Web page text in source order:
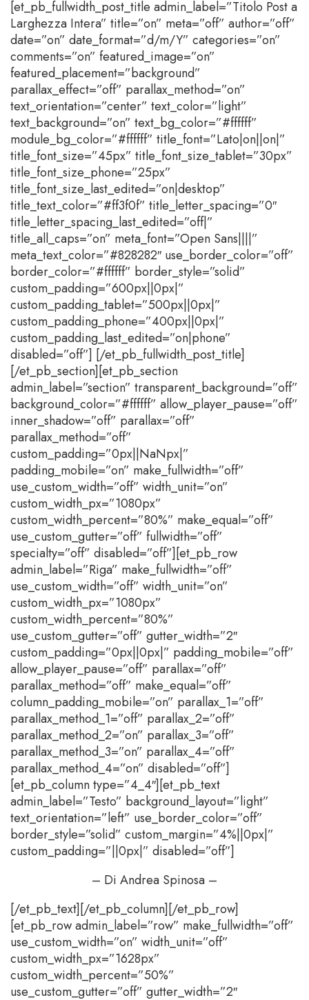
[et_pb_fullwidth_post_title admin_label=”Titolo Post a
Larghezza Intera” title=”on” meta=”off” author=”off”
date=”on” date_format=”d/m/Y” categories=”on”
comments=”on” featured_image=”on”
featured_placement=”background”
parallax_effect=”off” parallax_method=”on”
text_orientation=”center” text_color=”light”
text_background=”on” text_bg_color=”#ffffff”
module_bg_color=”#ffffff” title_font=”Lato|on||on|”
title_font_size=”45px” title_font_size_tablet=”30px”
title_font_size_phone=”25px”
title_font_size_last_edited=”on|desktop”
title_text_color=”#ff3f0f” title_letter_spacing=”0″
title_letter_spacing_last_edited=”off|”
title_all_caps=”on” meta_font=”Open Sans||||”
meta_text_color=”#828282″ use_border_color=”off”
border_color=”#ffffff” border_style=”solid”
custom_padding=”600px||0px|”
custom_padding_tablet=”500px||0px|”
custom_padding_phone=”400px||0px|”
custom_padding_last_edited=”on|phone”
disabled=”off”] [/et_pb_fullwidth_post_title]
[/et_pb_section][et_pb_section
admin_label=”section” transparent_background=”off”
background_color=”#ffffff” allow_player_pause=”off”
inner_shadow=”off” parallax=”off”
parallax_method=”off”
custom_padding=”0px||NaNpx|”
padding_mobile=”on” make_fullwidth=”off”
use_custom_width=”off” width_unit=”on”
custom_width_px=”1080px”
custom_width_percent=”80%” make_equal=”off”
use_custom_gutter=”off” fullwidth=”off”
specialty=”off” disabled=”off”][et_pb_row
admin_label=”Riga” make_fullwidth=”off”
use_custom_width=”off” width_unit=”on”
custom_width_px=”1080px”
custom_width_percent=”80%”
use_custom_gutter=”off” gutter_width=”2″
custom_padding=”0px||0px|” padding_mobile=”off”
allow_player_pause=”off” parallax=”off”
parallax_method=”off” make_equal=”off”
column_padding_mobile=”on” parallax_1=”off”
parallax_method_1=”off” parallax_2=”off”
parallax_method_2=”on” parallax_3=”off”
parallax_method_3=”on” parallax_4=”off”
parallax_method_4=”on” disabled=”off”]
[et_pb_column type=”4_4″][et_pb_text
admin_label=”Testo” background_layout=”light”
text_orientation=”left” use_border_color=”off”
border_style=”solid” custom_margin=”4%||0px|”
custom_padding=”||0px|” disabled=”off”]
– Di Andrea Spinosa –
[/et_pb_text][/et_pb_column][/et_pb_row]
[et_pb_row admin_label=”row” make_fullwidth=”off”
use_custom_width=”on” width_unit=”off”
custom_width_px=”1628px”
custom_width_percent=”50%”
use_custom_gutter=”off” gutter_width=”2″